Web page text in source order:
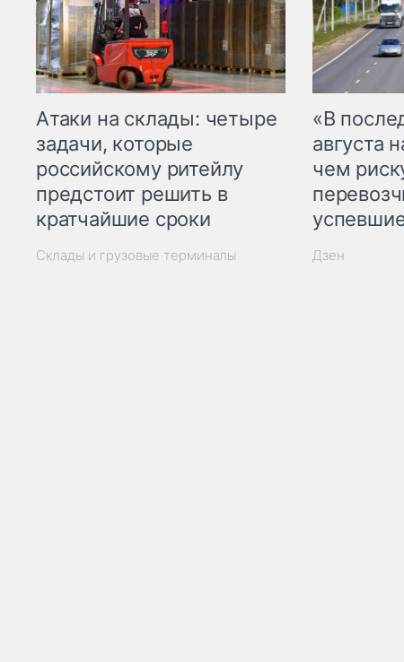
Атаки на склады: четыре
задачи, которые
российскому ритейлу
предстоит решить в
кратчайшие сроки
Склады и грузовые терминалы
«В
августа
чем
Дзен